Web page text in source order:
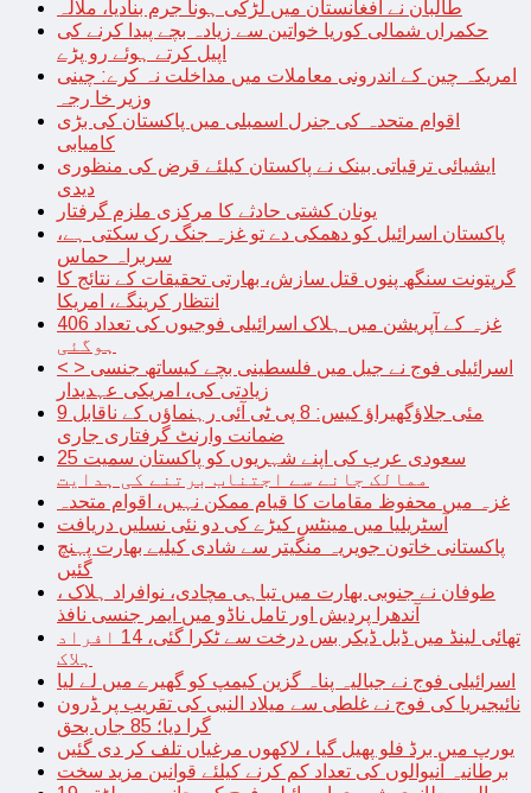
طالبان نے افغانستان میں لڑکی ہونا جرم بنادیا، ملالہ
حکمراں شمالی کوریا خواتین سے زیادہ بچے پیدا کرنے کی
اپیل کرتے ہوئے رو پڑے
امریکہ چین کے اندرونی معاملات میں مداخلت نہ کرے: چینی
وزیر خا رجہ
اقوام متحدہ کی جنرل اسمبلی میں پاکستان کی بڑی
کامیابی
ایشیائی ترقیاتی بینک نے پاکستان کیلئے قرض کی منظوری
دیدی
یونان کشتی حادثے کا مرکزی ملزم گرفتار
پاکستان اسرائیل کو دھمکی دے تو غزہ جنگ رک سکتی ہے،
سربراہ حماس
گرپتونت سنگھ پنوں قتل سازش، بھارتی تحقیقات کے نتائج کا
انتظار کرینگے، امریکا
غزہ کے آپریشن میں ہلاک اسرائیلی فوجیوں کی تعداد 406
ہوگئی
< > اسرائیلی فوج نے جیل میں فلسطینی بچے کیساتھ جنسی
زیادتی کی، امریکی عہدیدار
9 مئی جلاؤگھیراؤ کیس: 8 پی ٹی آئی رہنماؤں کے ناقابل
ضمانت وارنٹ گرفتاری جاری
سعودی عرب کی اپنے شہریوں کو پاکستان سمیت 25
ممالک جانے سے اجتناب برتنے کی ہدایت
غزہ میں محفوظ مقامات کا قیام ممکن نہیں، اقوام متحدہ
آسٹریلیا میں مینٹس کیڑے کی دو نئی نسلیں دریافت
پاکستانی خاتون جویریہ منگیتر سے شادی کیلیے بھارت پہنچ
گئیں
طوفان نے جنوبی بھارت میں تباہی مچادی، نوافراد ہلاک ،
آندھرا پردیش اور تامل ناڈو میں ایمر جنسی نافذ
تھائی لینڈ میں ڈبل ڈیکر بس درخت سے ٹکرا گئی، 14 افراد
ہلاک
اسرائیلی فوج نے جبالیہ پناہ گزین کیمپ کو گھیرے میں لے لیا
نائیجیریا کی فوج نے غلطی سے میلاد النبی کی تقریب پر ڈرون
گرا دیا؛ 85 جاں بحق
یورپ میں برڈ فلو پھیل گیا ، لاکھوں مرغیاں تلف کر دی گئیں
برطانیہ آنیوالوں کی تعداد کم کرنے کیلئے قوانین مزید سخت